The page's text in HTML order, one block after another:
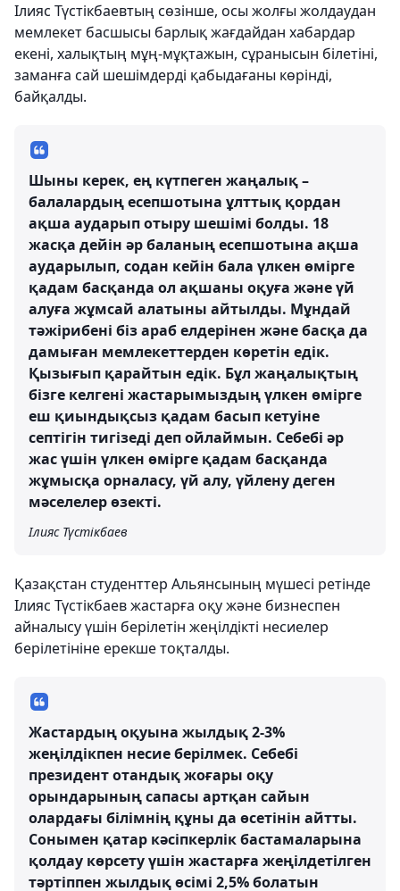
Ілияс Түстікбаевтың сөзінше, осы жолғы жолдаудан
мемлекет басшысы барлық жағдайдан хабардар
екені, халықтың мұң-мұқтажын, сұранысын білетіні,
заманға сай шешімдерді қабыдағаны көрінді,
байқалды.
Шыны керек, ең күтпеген жаңалық –
балалардың есепшотына ұлттық қордан
ақша аударып отыру шешімі болды. 18
жасқа дейін әр баланың есепшотына ақша
аударылып, содан кейін бала үлкен өмірге
қадам басқанда ол ақшаны оқуға және үй
алуға жұмсай алатыны айтылды. Мұндай
тәжірибені біз араб елдерінен және басқа да
дамыған мемлекеттерден көретін едік.
Қызығып қарайтын едік. Бұл жаңалықтың
бізге келгені жастарымыздың үлкен өмірге
еш қиындықсыз қадам басып кетуіне
септігін тигізеді деп ойлаймын. Себебі әр
жас үшін үлкен өмірге қадам басқанда
жұмысқа орналасу, үй алу, үйлену деген
мәселелер өзекті.
Ілияс Түстікбаев
Қазақстан студенттер Альянсының мүшесі ретінде
Ілияс Түстікбаев жастарға оқу және бизнеспен
айналысу үшін берілетін жеңілдікті несиелер
берілетініне ерекше тоқталды.
Жастардың оқуына жылдық 2-3%
жеңілдікпен несие берілмек. Себебі
президент отандық жоғары оқу
орындарының сапасы артқан сайын
олардағы білімнің құны да өсетінін айтты.
Сонымен қатар кәсіпкерлік бастамаларына
қолдау көрсету үшін жастарға жеңілдетілген
тәртіппен жылдық өсімі 2,5% болатын